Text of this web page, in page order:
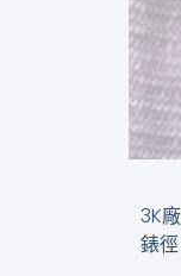
3K
錶